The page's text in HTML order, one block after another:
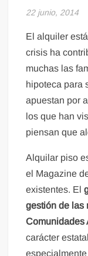
22 junio, 2014
El alquiler
crisis ha
muchas las
hipoteca para
apuestan por
los que han
piensan que
Alquilar piso
el Magazine
existentes. El
gestión de las
Comunidades
carácter